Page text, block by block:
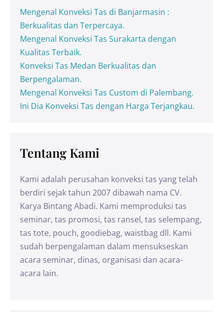
Mengenal Konveksi Tas di Banjarmasin :
Berkualitas dan Terpercaya.
Mengenal Konveksi Tas Surakarta dengan
Kualitas Terbaik.
Konveksi Tas Medan Berkualitas dan
Berpengalaman.
Mengenal Konveksi Tas Custom di Palembang.
Ini Dia Konveksi Tas dengan Harga Terjangkau.
Tentang Kami
Kami adalah perusahan konveksi tas yang telah
berdiri sejak tahun 2007 dibawah nama CV.
Karya Bintang Abadi. Kami memproduksi tas
seminar, tas promosi, tas ransel, tas selempang,
tas tote, pouch, goodiebag, waistbag dll. Kami
sudah berpengalaman dalam mensukseskan
acara seminar, dinas, organisasi dan acara-
acara lain.